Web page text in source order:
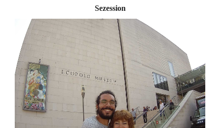
Sezession